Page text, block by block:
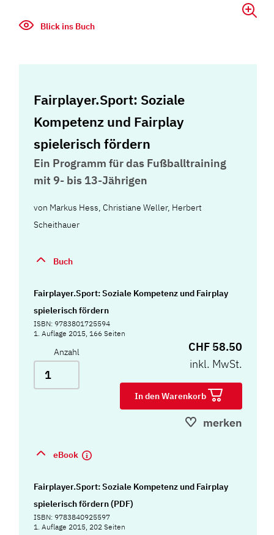
Blick ins Buch
Fairplayer.Sport: Soziale
Kompetenz und Fairplay
spielerisch fördern
Ein Programm für das Fußballtraining
mit 9- bis 13-Jährigen
von Markus Hess,Christiane Weller, Herbert
Scheithauer
Buch
Fairplayer.Sport: Soziale Kompetenz und Fairplay
spielerisch fördern
ISBN: 9783801725594
1. Auflage 2015, 166 Seiten
Anzahl
CHF 58.50
inkl. MwSt.
In den Warenkorb
merken
eBook
Fairplayer.Sport: Soziale Kompetenz und Fairplay
spielerisch fördern (PDF)
ISBN: 9783840925597
1. Auflage 2015, 202 Seiten